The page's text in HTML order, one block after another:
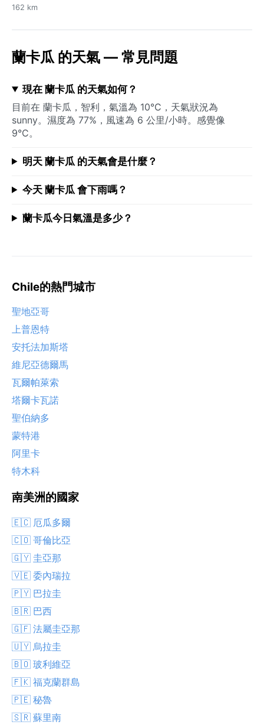
162 km
蘭卡瓜 的天氣 — 常見問題
現在 蘭卡瓜 的天氣如何？
目前在 蘭卡瓜，智利，氣溫為 10°C，天氣狀況為
sunny。濕度為 77%，風速為 6 公里/小時。感覺像
9°C。
明天 蘭卡瓜 的天氣會是什麼？
今天 蘭卡瓜 會下雨嗎？
蘭卡瓜今日氣溫是多少？
Chile的熱門城市
聖地亞哥
上普恩特
安托法加斯塔
維尼亞德爾馬
瓦爾帕萊索
塔爾卡瓦諾
聖伯納多
蒙特港
阿里卡
特木科
南美洲的國家
🇪🇨 厄瓜多爾
🇨🇴 哥倫比亞
🇬🇾 圭亞那
🇻🇪 委內瑞拉
🇵🇾 巴拉圭
🇧🇷 巴西
🇬🇫 法屬圭亞那
🇺🇾 烏拉圭
🇧🇴 玻利維亞
🇫🇰 福克蘭群島
🇵🇪 秘魯
🇸🇷 蘇里南